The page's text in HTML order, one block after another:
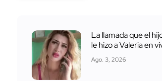
La llamada que el
le hizo a Valeria en
Ago. 3, 2026